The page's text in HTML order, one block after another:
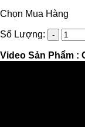
Chọn Mua Hàng
Số Lượng:
Video Sản Phẩm :